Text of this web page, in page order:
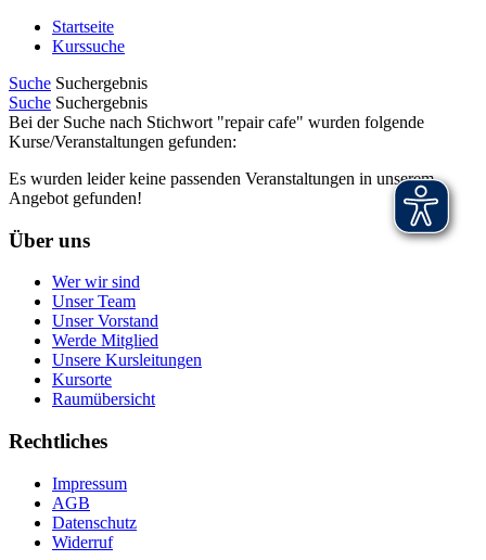
Startseite
Kurssuche
Suche Suchergebnis
Suche Suchergebnis
Bei der Suche nach Stichwort "repair cafe" wurden folgende
Kurse/Veranstaltungen gefunden:
Es wurden leider keine passenden Veranstaltungen in unserem
Angebot gefunden!
Über uns
Wer wir sind
Unser Team
Unser Vorstand
Werde Mitglied
Unsere Kursleitungen
Kursorte
Raumübersicht
Rechtliches
Impressum
AGB
Datenschutz
Widerruf